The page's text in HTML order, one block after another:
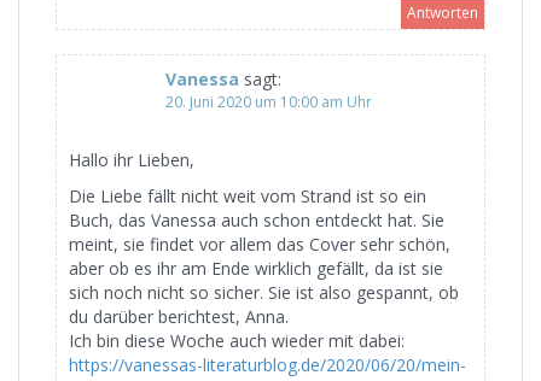
Antworten
Vanessa sagt:
20. Juni 2020 um 10:00 am Uhr
Hallo ihr Lieben,
Die Liebe fällt nicht weit vom Strand ist so ein
Buch, das Vanessa auch schon entdeckt hat. Sie
meint, sie findet vor allem das Cover sehr schön,
aber ob es ihr am Ende wirklich gefällt, da ist sie
sich noch nicht so sicher. Sie ist also gespannt, ob
du darüber berichtest, Anna.
Ich bin diese Woche auch wieder mit dabei:
https://vanessas-literaturblog.de/2020/06/20/mein-